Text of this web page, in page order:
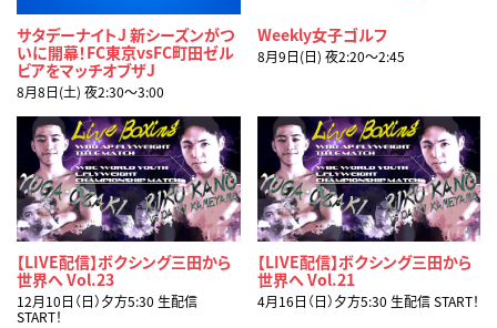
サタデーナイトJ 新シーズンがつ
いに開幕！FC東京vsFC町田ゼル
ビアをマッチオブザJ
8月8日(土) 夜2:30〜3:00
Weekly女子ゴルフ
8月9日(日) 夜2:20〜2:45
【LIVE配信】ボクシング三田から
世界へ Vol.23
12月10日（日）夕方5:30 生配信
START！
【LIVE配信】ボクシング三田から
世界へ Vol.21
4月16日（日）夕方5:30 生配信 START！